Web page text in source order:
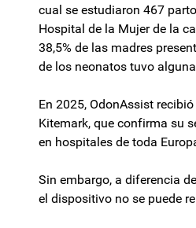
cual se estudiaron 467
Hospital de la Mujer de la
38,5% de las madres
de los neonatos tuvo
En 2025, OdonAssist
Kitemark, que confirma su
en hospitales de toda
Sin embargo, a diferencia
el dispositivo no se puede